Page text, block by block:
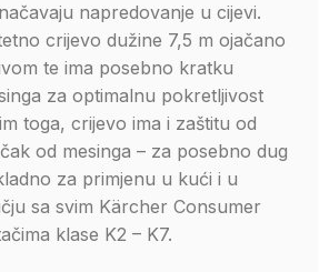
napredovanje u cijevi.
crijevo dužine 7,5 m ojačano
te ima posebno kratku
za optimalnu pokretljivost
toga, crijevo ima i zaštitu od
od mesinga – za posebno dug
za primjenu u kući i u
sa svim Kärcher Consumer
klase K2 – K7.